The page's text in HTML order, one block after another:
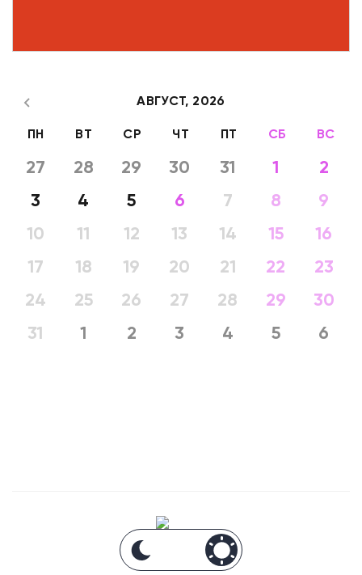
АВГУСТ, 2026
ПН ВТ СР ЧТ ПТ СБ ВС
27 28 29 30 31 1
2
3
4 5 6 7 8
9
10
11 12 13 14 15
16
17
18 19 20 21 22
23
24
25 26 27 28 29
30
31
1 2 3 4 5 6